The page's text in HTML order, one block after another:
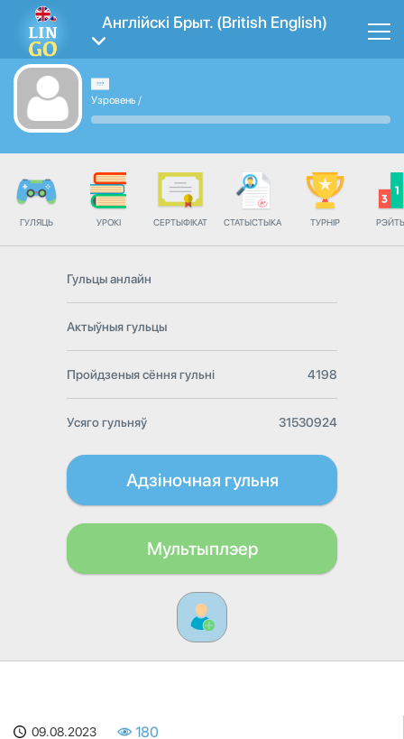
Англійскі Брыт. (British English)
Узровень /
ГУЛЯЦЬ УРОКІ СЕРТЫФІКАТ СТАТЫСТЫКА ТУРНІР
Гульцы анлайн
Актыўныя гульцы
Пройдзеныя сёння гульні 4198
Усяго гульняў 31530924
Адзіночная гульня
Мультыплэер
09.08.2023 180